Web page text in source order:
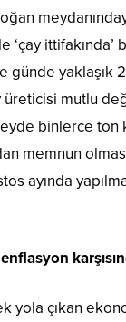
günde
mutlu
binlerce ton
memnun
ayında
yola çıkan